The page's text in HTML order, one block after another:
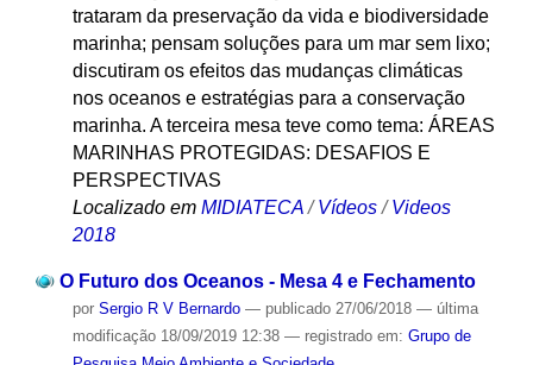
trataram da preservação da vida e biodiversidade
marinha; pensam soluções para um mar sem lixo;
discutiram os efeitos das mudanças climáticas
nos oceanos e estratégias para a conservação
marinha. A terceira mesa teve como tema: ÁREAS
MARINHAS PROTEGIDAS: DESAFIOS E
PERSPECTIVAS
Localizado em MIDIATECA /Vídeos /Videos
2018
O Futuro dos Oceanos - Mesa 4 e Fechamento
por Sergio R V Bernardo — publicado27/06/2018 — última
modificação18/09/2019 12:38 — registrado em: Grupo de